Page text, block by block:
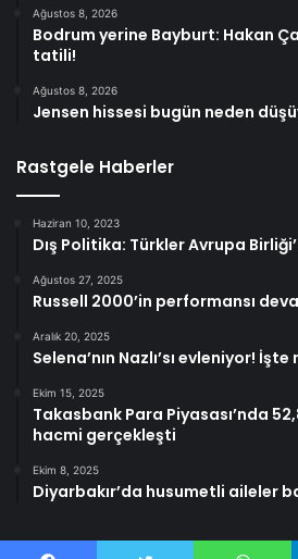
Ağustos 8, 2026
Bodrum yerine Bayburt: Hakan
tatili!
Ağustos 8, 2026
Jensen hissesi bugün neden
Rastgele Haberler
Haziran 10, 2023
Dış Politika: Türkler Avrupa
Ağustos 27, 2025
Russell 2000’in performansı
Aralık 20, 2025
Selena’nın Nazlı’sı evleniyor!
Ekim 15, 2025
Takasbank Para Piyasası’nda
hacmi gerçekleşti
Ekim 8, 2025
Diyarbakır’da husumetli aileler